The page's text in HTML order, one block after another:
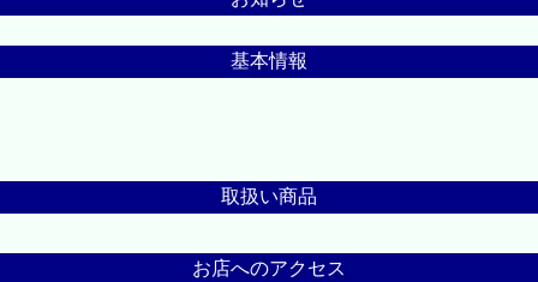
基本情報
取扱い商品
お店へのアクセス